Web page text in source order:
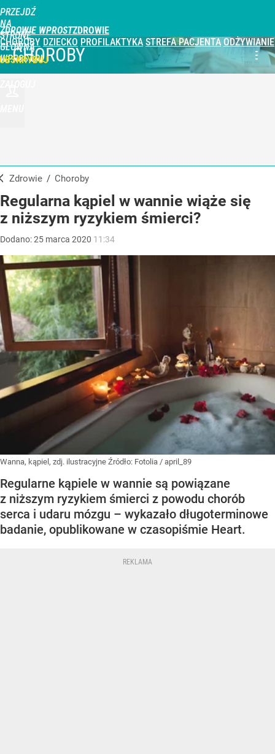
PRZEJDŹ
NA
STRONĘ
GŁÓWNĄ
WPROST.PL
ZDROWIE WPROST
CHOROBY DZIECKO PROFILAKTYKA STREFA PACJENTA ODŻYWIANIE
CHOROBY
Zdrowie / Choroby
Regularna kąpiel w wannie wiąże się
z niższym ryzykiem śmierci?
Dodano:25 marca 2020 11:34
Wanna, kąpiel, zdj. ilustracyjne Źródło: Fotolia / april_89
Regularne kąpiele w wannie są powiązane
z niższym ryzykiem śmierci z powodu chorób
serca i udaru mózgu – wykazało długoterminowe
badanie, opublikowane w czasopiśmie Heart.